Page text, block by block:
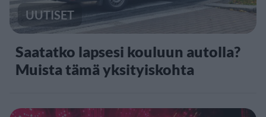
UUTISET
Saatatko lapsesi kouluun autolla?
Muista tämä yksityiskohta